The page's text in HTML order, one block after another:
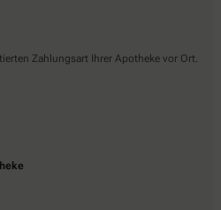
Zahlungsart Ihrer Apotheke vor Ort.